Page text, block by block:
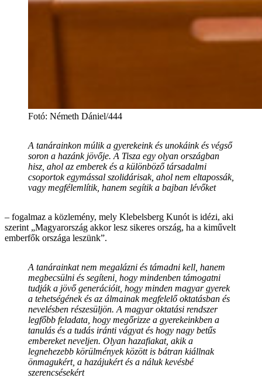
Fotó: Németh Dániel/444
A tanárainkon múlik a gyerekeink és unokáink és végső
soron a hazánk jövője. A Tisza egy olyan országban
hisz, ahol az emberek és a különböző társadalmi
csoportok egymással szolidárisak, ahol nem eltapossák,
vagy megfélemlítik, hanem segítik a bajban lévőket
– fogalmaz a közlemény, mely Klebelsberg Kunót is idézi, aki
szerint „Magyarország akkor lesz sikeres ország, ha a kiművelt
emberfők országa leszünk”.
A tanárainkat nem megalázni és támadni kell, hanem
megbecsülni és segíteni, hogy mindenben támogatni
tudják a jövő generációit, hogy minden magyar gyerek
a tehetségének és az álmainak megfelelő oktatásban és
nevelésben részesüljön. A magyar oktatási rendszer
legfőbb feladata, hogy megőrizze a gyerekeinkben a
tanulás és a tudás iránti vágyat és hogy nagy betűs
embereket neveljen. Olyan hazafiakat, akik a
legnehezebb körülmények között is bátran kiállnak
önmagukért, a hazájukért és a náluk kevésbé
szerencsésekért